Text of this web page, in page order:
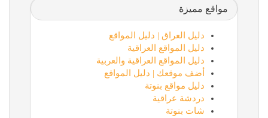
مواقع مميزة
دليل العراق | دليل المواقع
دليل المواقع العراقية
دليل المواقع العراقية والعربية
أضف موقعك | دليل المواقع
دليل مواقع بنوتة
دردشة عراقية
شات بنوتة